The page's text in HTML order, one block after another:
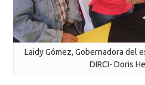
Laidy Gómez, Gobernadora del
DIRCI- Doris